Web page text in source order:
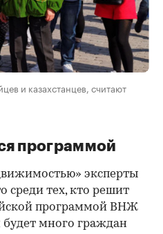
и казахстанцев, считают
программой
эксперты
среди тех, кто решит
программой ВНЖ
будет много граждан